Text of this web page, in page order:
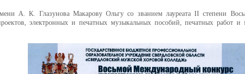
А. К. Глазунова Макарову Ольгу со званием лауреата II степени
электронных и печатных музыкальных пособий, печатных